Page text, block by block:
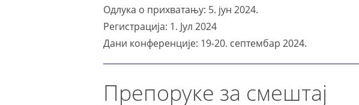
Одлука о прихватању: 5. јун 2024.
Регистрација: 1. Јул 2024
Дани конференције: 19-20. септембар 2024.
Препоруке за смештај